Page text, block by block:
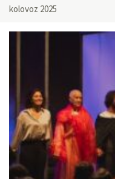
kolovoz 2025